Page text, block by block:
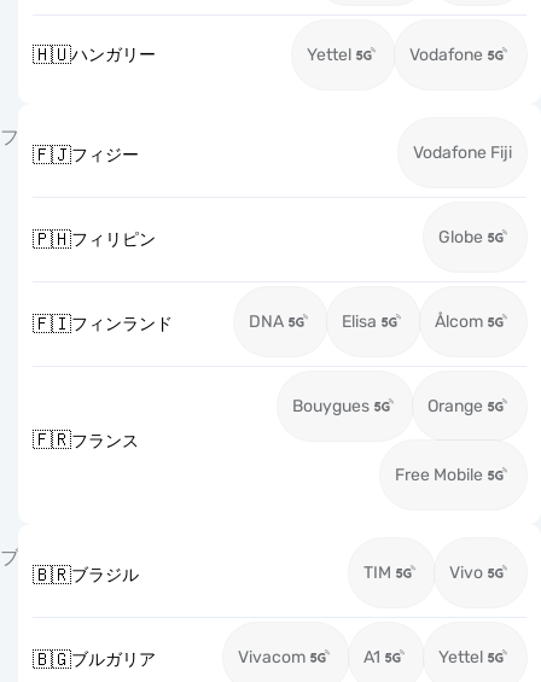
🇭🇺ハンガリー Yettel Vodafone
フ
🇫🇯フィジー Vodafone Fiji
🇵🇭フィリピン Globe
🇫🇮フィンランド DNA Elisa Ålcom
🇫🇷フランス
Bouygues Orange
Free Mobile
ブ
🇧🇷ブラジル TIM Vivo
🇧🇬ブルガリア Vivacom A1 Yettel